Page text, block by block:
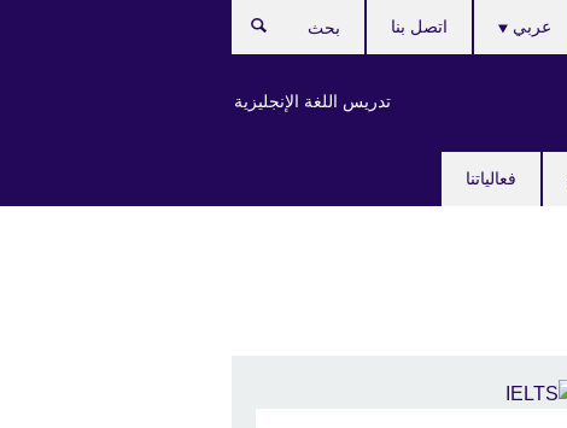
فعالياتنا
عربي
تدريس اللغة الإنجليزية
اتصل بنا